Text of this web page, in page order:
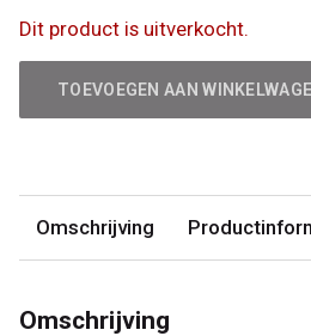
Dit product is uitverkocht.
TOEVOEGEN AAN
Omschrijving
Omschrijving